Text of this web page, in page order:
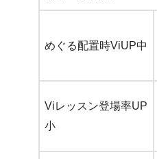
めぐる配置時ViUP中
Viレッスン登場率UP
小